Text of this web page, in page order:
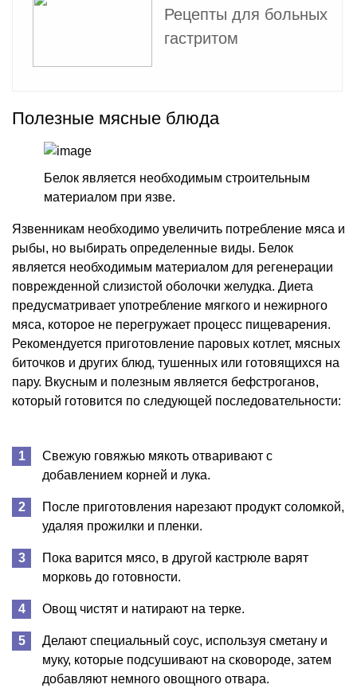
Рецепты для больных
гастритом
Полезные мясные блюда
Белок является необходимым строительным
материалом при язве.
Язвенникам необходимо увеличить потребление мяса и
рыбы, но выбирать определенные виды. Белок
является необходимым материалом для регенерации
поврежденной слизистой оболочки желудка. Диета
предусматривает употребление мягкого и нежирного
мяса, которое не перегружает процесс пищеварения.
Рекомендуется приготовление паровых котлет, мясных
биточков и других блюд, тушенных или готовящихся на
пару. Вкусным и полезным является бефстроганов,
который готовится по следующей последовательности:
Свежую говяжью мякоть отваривают с
добавлением корней и лука.
После приготовления нарезают продукт соломкой,
удаляя прожилки и пленки.
Пока варится мясо, в другой кастрюле варят
морковь до готовности.
Овощ чистят и натирают на терке.
Делают специальный соус, используя сметану и
муку, которые подсушивают на сковороде, затем
добавляют немного овощного отвара.